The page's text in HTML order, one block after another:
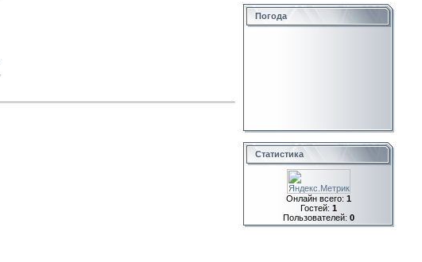
Погода
Статистика
Онлайн всего: 1
Гостей: 1
Пользователей: 0